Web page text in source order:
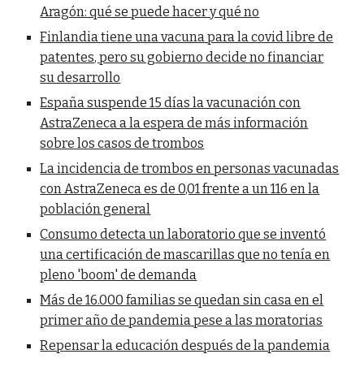
Aragón: qué se puede hacer y qué no
Finlandia tiene una vacuna para la covid libre de
patentes, pero su gobierno decide no financiar
su desarrollo
España suspende 15 días la vacunación con
AstraZeneca a la espera de más información
sobre los casos de trombos
La incidencia de trombos en personas vacunadas
con AstraZeneca es de 0,01 frente a un 116 en la
población general
Consumo detecta un laboratorio que se inventó
una certificación de mascarillas que no tenía en
pleno 'boom' de demanda
Más de 16.000 familias se quedan sin casa en el
primer año de pandemia pese a las moratorias
Repensar la educación después de la pandemia